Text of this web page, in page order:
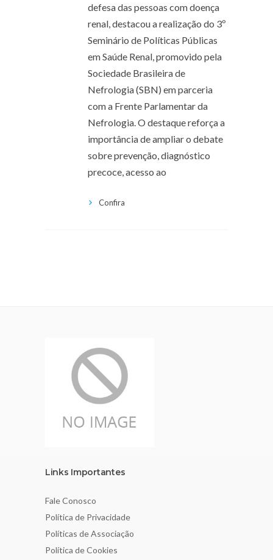
defesa das pessoas com doença
renal, destacou a realização do 3º
Seminário de Políticas Públicas
em Saúde Renal, promovido pela
Sociedade Brasileira de
Nefrologia (SBN) em parceria
com a Frente Parlamentar da
Nefrologia. O destaque reforça a
importância de ampliar o debate
sobre prevenção, diagnóstico
precoce, acesso ao
Confira
Links Importantes
Fale Conosco
Política de Privacidade
Políticas de Associação
Política de Cookies